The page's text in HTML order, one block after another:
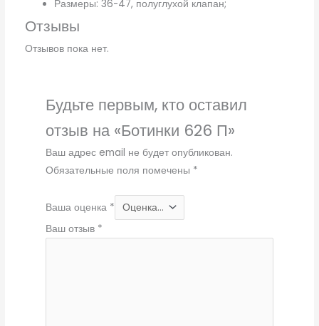
Размеры: 36-47, полуглухой клапан;
Отзывы
Отзывов пока нет.
Будьте первым, кто оставил
отзыв на «Ботинки 626 П»
Ваш адрес email не будет опубликован.
Обязательные поля помечены *
Ваша оценка *
Ваш отзыв *